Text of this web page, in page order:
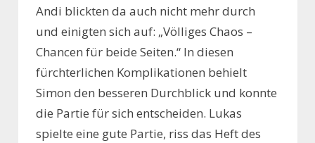
Andi blickten da auch nicht mehr durch
und einigten sich auf: „Völliges Chaos –
Chancen für beide Seiten.“ In diesen
fürchterlichen Komplikationen behielt
Simon den besseren Durchblick und konnte
die Partie für sich entscheiden. Lukas
spielte eine gute Partie, riss das Heft des